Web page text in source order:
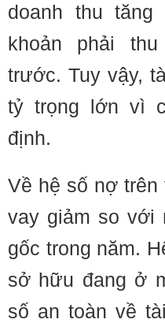
doanh thu
khoản phải
trước. Tuy vậy,
tỷ trọng lớn vì
định.
Về hệ số nợ
vay giảm so với
gốc trong năm.
sở hữu đang ở
số an toàn về